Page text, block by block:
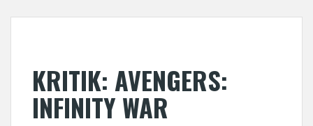
KRITIK: AVENGERS:
INFINITY WAR